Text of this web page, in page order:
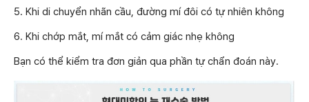
5. Khi di chuyển nhãn cầu, đường mí đôi có tự nhiên không
6. Khi chớp mắt, mí mắt có cảm giác nhẹ không
Bạn có thể kiểm tra đơn giản qua phần tự chẩn đoán này.